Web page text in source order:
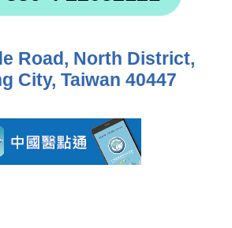
Road, North District,
City, Taiwan 40447